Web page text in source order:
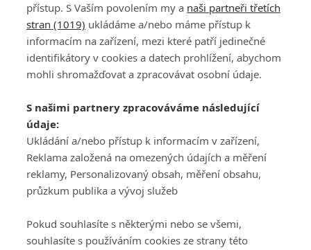
PŘIHLÁSIT
REGISTROVAT
DISKUZE
Šéfredaktorkou webu jePetr Slavík, e-mailserialy@fandimefilmu.cz
Máte-li zájem o inzerci na našem webu napište nám na e-mail
studio@koncal.com
Ochrana osobních údajů|Zásady používání cookies |Pravidla webu
Upravit nastavení soukromí
přístup. S Vaším povolením my a naši partneři třetích
stran (1019) ukládáme a/nebo máme přístup k
informacím na zařízení, mezi které patří jedinečné
identifikátory v cookies a datech prohlížení, abychom
mohli shromažďovat a zpracovávat osobní údaje.
S našimi partnery zpracováváme následující
údaje:
Ukládání a/nebo přístup k informacím v zařízení,
Reklama založená na omezených údajích a měření
reklamy, Personalizovaný obsah, měření obsahu,
průzkum publika a vývoj služeb
Pokud souhlasíte s některými nebo se všemi,
souhlasíte s používáním cookies ze strany této